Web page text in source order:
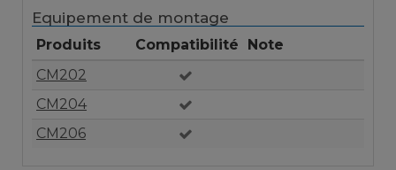
Equipement de montage
Produits Compatibilité
Note
CM202
CM204
CM206